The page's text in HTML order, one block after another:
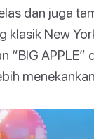
dan juga
klasik New
“BIG APPLE”